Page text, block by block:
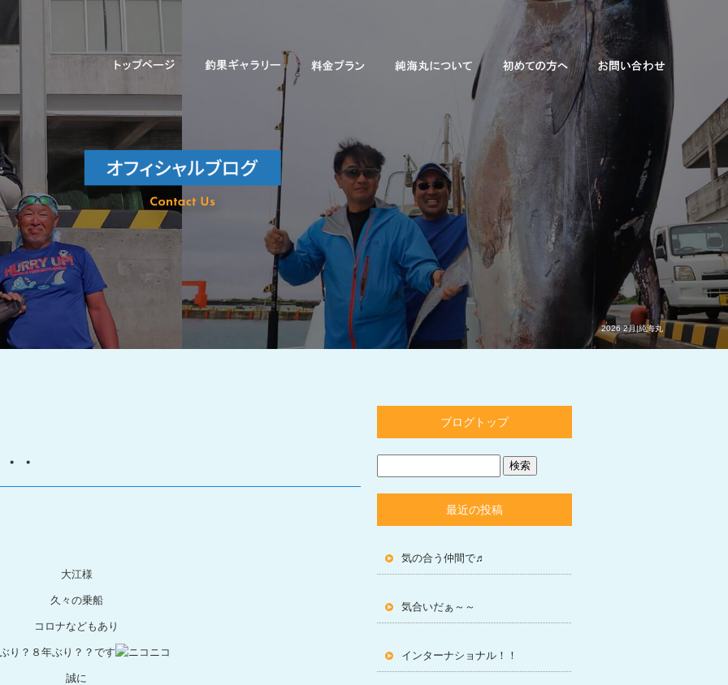
2026 2月|純海丸
・
大江様
久々の乗船
コロナなどもあり
り？８年ぶり？？です
誠に
ブログトップ
最近の投稿
気の合う仲間で♬
気合いだぁ～～
インターナショナル！！